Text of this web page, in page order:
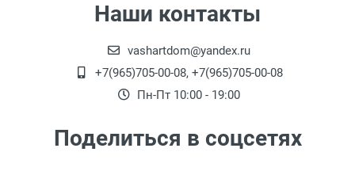
Наши контакты
vashartdom@yandex.ru
+7(965)705-00-08, +7(965)705-00-08
Пн-Пт 10:00 - 19:00
Поделиться в соцсетях